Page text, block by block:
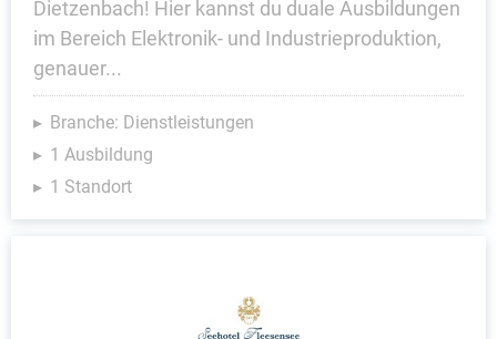
Dietzenbach! Hier kannst du duale Ausbildungen
im Bereich Elektronik- und Industrieproduktion,
genauer...
Branche: Dienstleistungen
1 Ausbildung
1 Standort